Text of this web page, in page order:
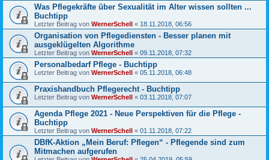
Was Pflegekräfte über Sexualität im Alter wissen sollten ...
Buchtipp
Letzter Beitrag von WernerSchell « 18.11.2018, 06:56
Organisation von Pflegediensten - Besser planen mit
ausgeklügelten Algorithme
Letzter Beitrag von WernerSchell « 09.11.2018, 07:32
Personalbedarf Pflege - Buchtipp
Letzter Beitrag von WernerSchell « 05.11.2018, 06:48
Praxishandbuch Pflegerecht - Buchtipp
Letzter Beitrag von WernerSchell « 03.11.2018, 07:07
Agenda Pflege 2021 - Neue Perspektiven für die Pflege -
Buchtipp
Letzter Beitrag von WernerSchell « 01.11.2018, 07:22
DBfK-Aktion „Mein Beruf: Pflegen“ - Pflegende sind zum
Mitmachen aufgerufen